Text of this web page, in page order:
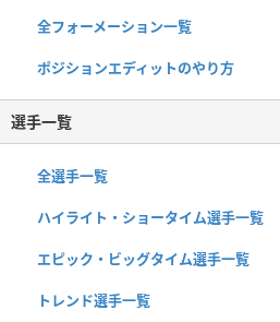
全フォーメーション一覧
ポジションエディットのやり方
選手一覧
全選手一覧
ハイライト・ショータイム選手一覧
エピック・ビッグタイム選手一覧
トレンド選手一覧